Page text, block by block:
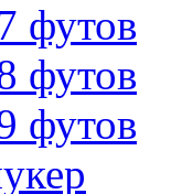
футов
футов
футов